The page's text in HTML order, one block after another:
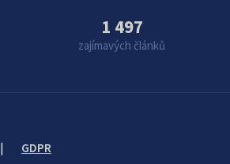
1 497
zajímavých článků
| GDPR